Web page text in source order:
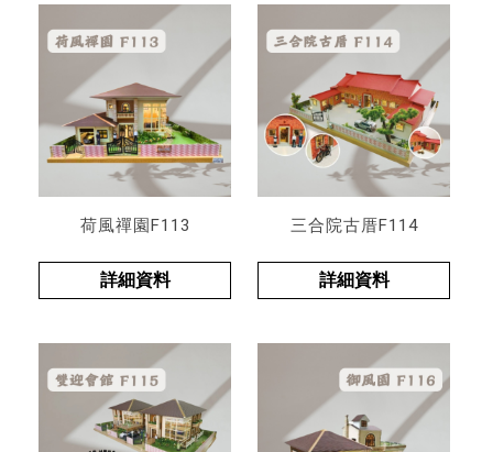
荷風禪園F113
詳細資料
三合院古厝F114
詳細資料